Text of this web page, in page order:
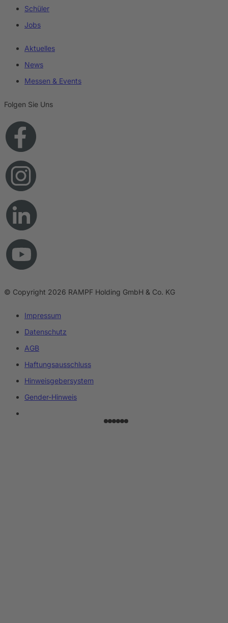
Schüler
Jobs
Aktuelles
News
Messen & Events
Folgen Sie Uns
© Copyright 2026 RAMPF Holding GmbH & Co. KG
Impressum
Datenschutz
AGB
Haftungsausschluss
Hinweisgebersystem
Gender-Hinweis